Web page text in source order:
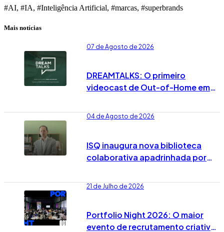
#AI, #IA, #Inteligência Artificial, #marcas, #superbrands
Mais notícias
07 de Agosto de 2026
DREAMTALKS: O primeiro
videocast de Out-of-Home em
04 de Agosto de 2026
ISQ inaugura nova biblioteca
colaborativa apadrinhada por
21 de Julho de 2026
Portfolio Night 2026: O maior
evento de recrutamento criativo